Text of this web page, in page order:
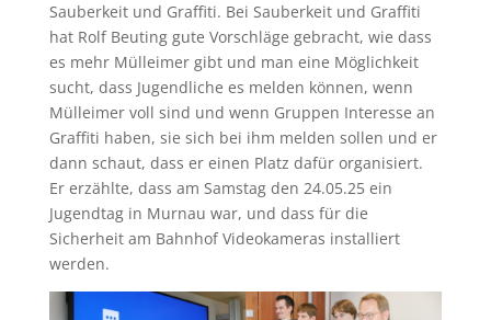
Sauberkeit und Graffiti. Bei Sauberkeit und Graffiti
hat Rolf Beuting gute Vorschläge gebracht, wie dass
es mehr Mülleimer gibt und man eine Möglichkeit
sucht, dass Jugendliche es melden können, wenn
Mülleimer voll sind und wenn Gruppen Interesse an
Graffiti haben, sie sich bei ihm melden sollen und er
dann schaut, dass er einen Platz dafür organisiert.
Er erzählte, dass am Samstag den 24.05.25 ein
Jugendtag in Murnau war, und dass für die
Sicherheit am Bahnhof Videokameras installiert
werden.